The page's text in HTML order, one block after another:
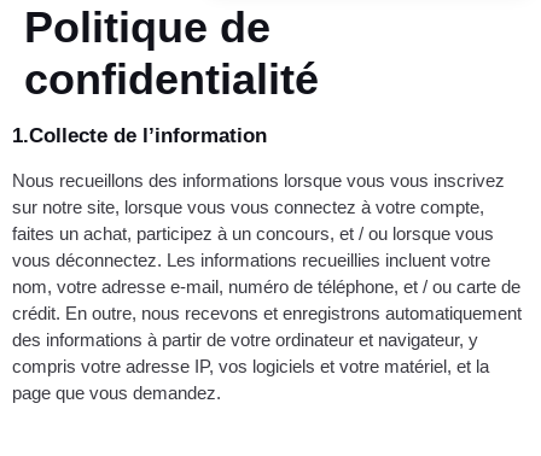
Politique de
confidentialité
1.Collecte de l’information
Nous recueillons des informations lorsque vous vous inscrivez
sur notre site, lorsque vous vous connectez à votre compte,
faites un achat, participez à un concours, et / ou lorsque vous
vous déconnectez. Les informations recueillies incluent votre
nom, votre adresse e-mail, numéro de téléphone, et / ou carte de
crédit. En outre, nous recevons et enregistrons automatiquement
des informations à partir de votre ordinateur et navigateur, y
compris votre adresse IP, vos logiciels et votre matériel, et la
page que vous demandez.